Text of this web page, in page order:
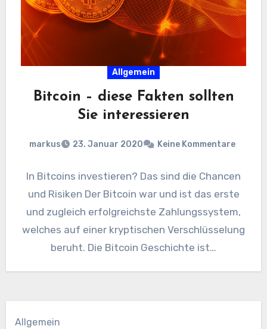
Allgemein
Bitcoin – diese Fakten sollten
Sie interessieren
markus 23. Januar 2020 Keine Kommentare
In Bitcoins investieren? Das sind die Chancen
und Risiken Der Bitcoin war und ist das erste
und zugleich erfolgreichste Zahlungssystem,
welches auf einer kryptischen Verschlüsselung
beruht. Die Bitcoin Geschichte ist…
Allgemein